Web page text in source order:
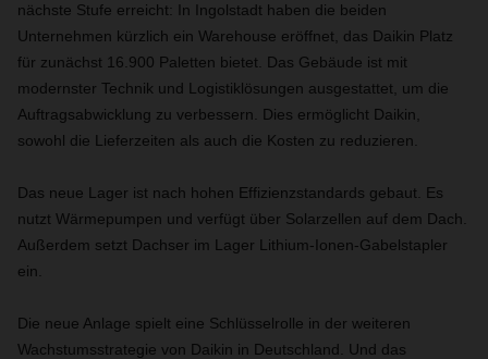
nächste Stufe erreicht: In Ingolstadt haben die beiden
Unternehmen kürzlich ein Warehouse eröffnet, das Daikin Platz
für zunächst 16.900 Paletten bietet. Das Gebäude ist mit
modernster Technik und Logistiklösungen ausgestattet, um die
Auftragsabwicklung zu verbessern. Dies ermöglicht Daikin,
sowohl die Lieferzeiten als auch die Kosten zu reduzieren.
Das neue Lager ist nach hohen Effizienzstandards gebaut. Es
nutzt Wärmepumpen und verfügt über Solarzellen auf dem Dach.
Außerdem setzt Dachser im Lager Lithium-Ionen-Gabelstapler
ein.
Die neue Anlage spielt eine Schlüsselrolle in der weiteren
Wachstumsstrategie von Daikin in Deutschland. Und das